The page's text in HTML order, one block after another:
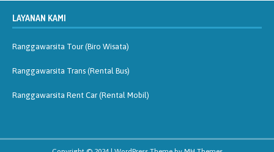
LAYANAN KAMI
Ranggawarsita Tour (Biro Wisata)
Ranggawarsita Trans (Rental Bus)
Ranggawarsita Rent Car (Rental Mobil)